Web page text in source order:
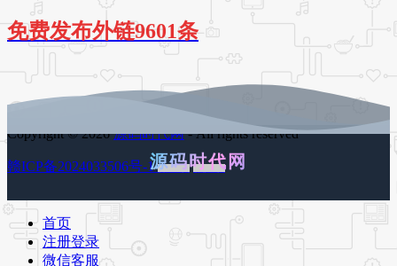
免费发布外链9601条
Copyright © 2026源码时代网- All rights reserved
赣ICP备2024033506号-1百度地图 谷歌地图
源码时代网
首页
注册登录
微信客服